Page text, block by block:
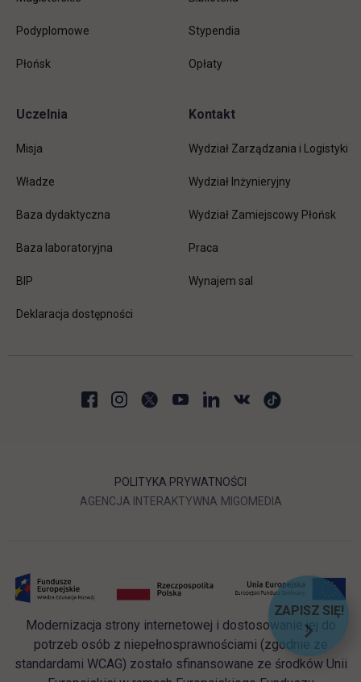
Podyplomowe
Płońsk
Stypendia
Opłaty
Uczelnia
Misja
Władze
Baza dydaktyczna
Baza laboratoryjna
BIP
Deklaracja dostępności
Kontakt
Wydział Zarządzania i Logistyki
Wydział Inżynieryjny
Wydział Zamiejscowy Płońsk
Praca
Wynajem sal
POLITYKA PRYWATNOŚCI
AGENCJA INTERAKTYWNA LINK OTWIERA SIĘ W
MIGOMEDIA
Modernizacja strony internetowej i dostosowanie jej do
potrzeb osób z niepełnosprawnościami (zgodnie ze
standardami WCAG) zostało sfinansowane ze środków Unii
ZAPISZ SIĘ!
LINK